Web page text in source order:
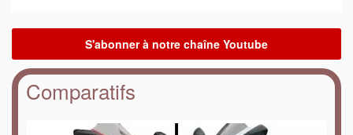
Comparatifs